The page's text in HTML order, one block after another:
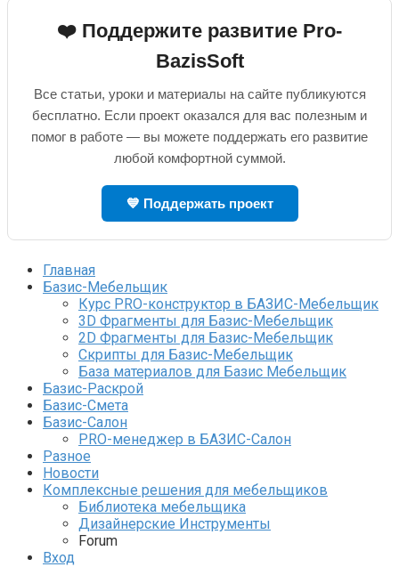
❤️ Поддержите развитие Pro-
BazisSoft
Все статьи, уроки и материалы на сайте публикуются
бесплатно. Если проект оказался для вас полезным и
помог в работе — вы можете поддержать его развитие
любой комфортной суммой.
💙 Поддержать проект
Главная
Базис-Мебельщик
Курс PRO-конструктор в БАЗИС-Мебельщик
3D Фрагменты для Базис-Мебельщик
2D Фрагменты для Базис-Мебельщик
Скрипты для Базис-Мебельщик
База материалов для Базис Мебельщик
Базис-Раскрой
Базис-Смета
Базис-Салон
PRO-менеджер в БАЗИС-Салон
Разное
Новости
Комплексные решения для мебельщиков
Библиотека мебельщика
Дизайнерские Инструменты
Forum
Вход